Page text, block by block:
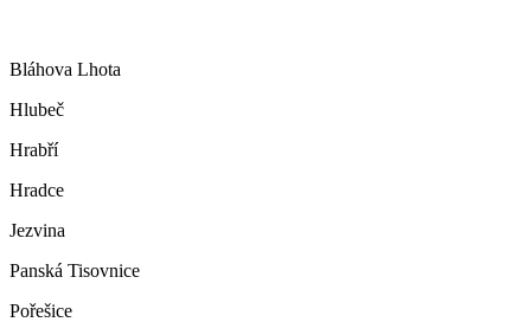
Bláhova Lhota
Hlubeč
Hrabří
Hradce
Jezvina
Panská Tisovnice
Pořešice